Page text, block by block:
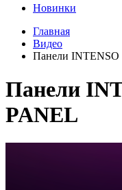
Новинки
Главная
Видео
Панели
Панели
PANEL